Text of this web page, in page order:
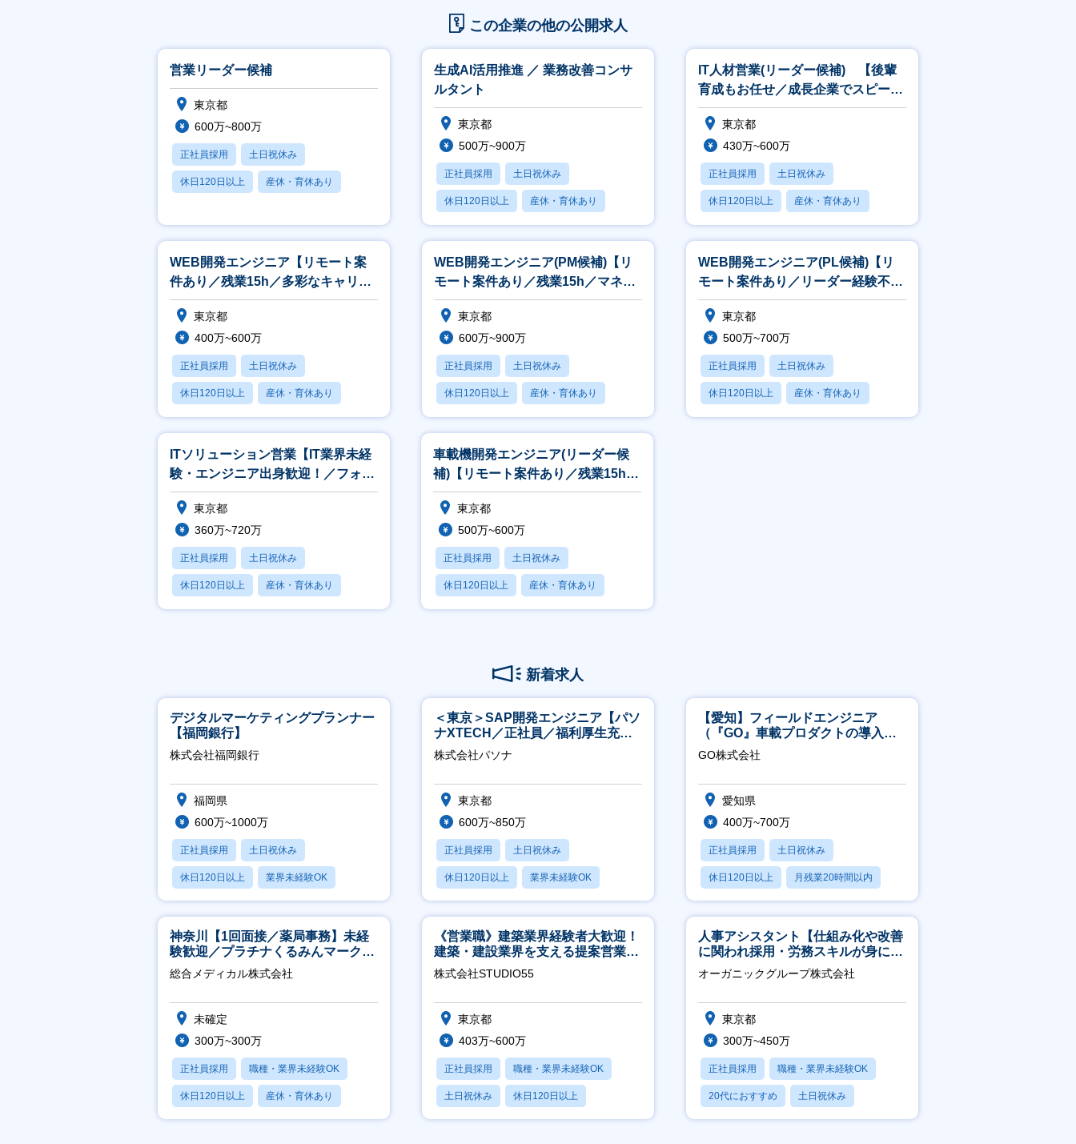
この企業の他の公開求人
営業リーダー候補
東京都
600万~800万
正社員採用 土日祝休み
休日120日以上 産休・育休あり
生成AI活用推進 ／ 業務改善コンサ
ルタント
東京都
500万~900万
正社員採用 土日祝休み
休日120日以上 産休・育休あり
月残業20時間以内
IT人材営業(リーダー候補) 【後輩
育成もお任せ／成長企業でスピード
感を持って経験を積めます】
東京都
430万~600万
正社員採用 土日祝休み
休日120日以上 産休・育休あり
月残業20時間以内
WEB開発エンジニア【リモート案
件あり／残業15h／多彩なキャリア
あり／AI勉強会実施】
東京都
400万~600万
正社員採用 土日祝休み
休日120日以上 産休・育休あり
月残業20時間以内
WEB開発エンジニア(PM候補)【リ
モート案件あり／残業15h／マネジ
メント業務にチャレンジ】
東京都
600万~900万
正社員採用 土日祝休み
休日120日以上 産休・育休あり
月残業20時間以内
WEB開発エンジニア(PL候補)【リ
モート案件あり／リーダー経験不問
／平均残業15h】
東京都
500万~700万
正社員採用 土日祝休み
休日120日以上 産休・育休あり
月残業20時間以内
ITソリューション営業【IT業界未経
験・エンジニア出身歓迎！／フォロ
ー体制◎／残業平均15時間】
東京都
360万~720万
正社員採用 土日祝休み
休日120日以上 産休・育休あり
賞与あり
車載機開発エンジニア(リーダー候
補)【リモート案件あり／残業15h／
多彩なキャリアあり】
東京都
500万~600万
正社員採用 土日祝休み
休日120日以上 産休・育休あり
月残業20時間以内
新着求人
デジタルマーケティングプランナー
【福岡銀行】
株式会社福岡銀行
福岡県
600万~1000万
正社員採用 土日祝休み
休日120日以上 業界未経験OK
産休・育休あり
＜東京＞SAP開発エンジニア【パソ
ナXTECH／正社員／福利厚生充実
◎】
株式会社パソナ
東京都
600万~850万
正社員採用 土日祝休み
休日120日以上 業界未経験OK
産休・育休あり
【愛知】フィールドエンジニア
（『GO』車載プロダクトの導入サ
ポート／年休120日／土日祝休／直
行直帰
GO株式会社
愛知県
400万~700万
正社員採用 土日祝休み
休日120日以上 月残業20時間以内
学歴不問
神奈川【1回面接／薬局事務】未経
験歓迎／プラチナくるみんマーク取
得／月平均残業13h／年休126日
総合メディカル株式会社
未確定
300万~300万
正社員採用 職種・業界未経験OK
休日120日以上 産休・育休あり
月残業20時間以内
《営業職》建築業界経験者大歓迎！
建築・建設業界を支える提案営業職
│年休125日◎フレックス
株式会社STUDIO55
東京都
403万~600万
正社員採用 職種・業界未経験OK
土日祝休み 休日120日以上
産休・育休あり
人事アシスタント【仕組み化や改善
に関われ採用・労務スキルが身につ
く環境／年商120億円超の事業会
社】
オーガニックグループ株式会社
東京都
300万~450万
正社員採用 職種・業界未経験OK
20代におすすめ 土日祝休み
休日120日以上